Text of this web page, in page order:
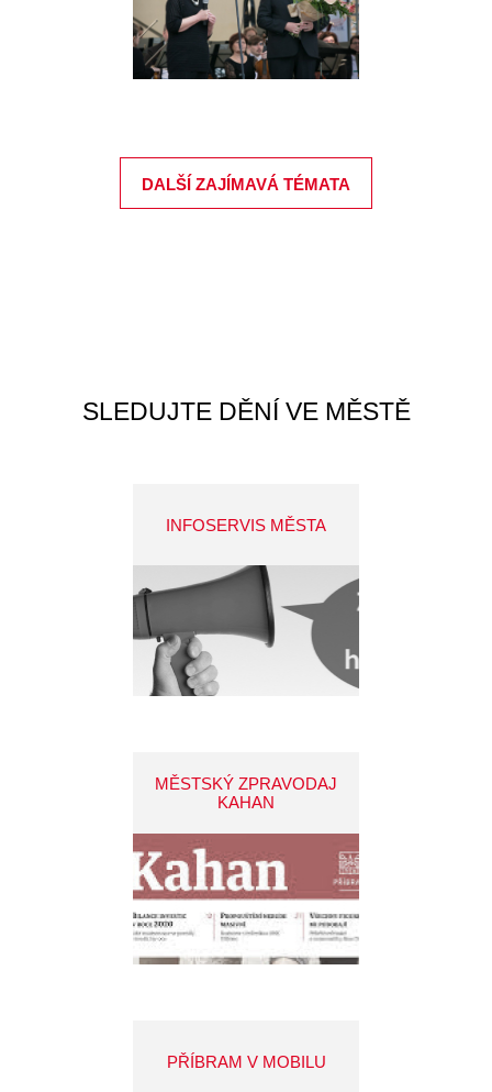
DALŠÍ ZAJÍMAVÁ TÉMATA
SLEDUJTE DĚNÍ VE MĚSTĚ
INFOSERVIS MĚSTA
MĚSTSKÝ ZPRAVODAJ
KAHAN
PŘÍBRAM V MOBILU